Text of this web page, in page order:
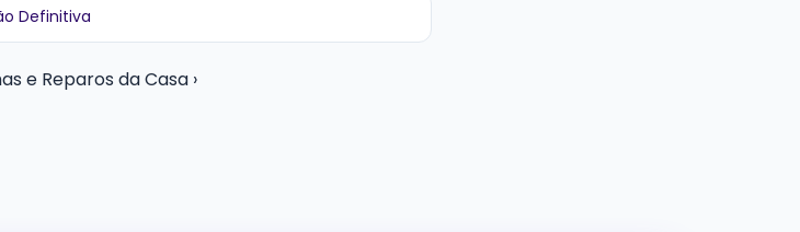
Definitiva
e Reparos da Casa ›